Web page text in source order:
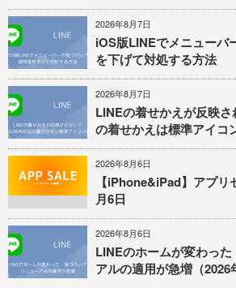
2026年8月7日
iOS版LINEでメニューバ
を下げて対処する方法
2026年8月7日
LINEの着せかえが反映
の着せかえは標準アイコ
2026年8月6日
【iPhone&iPad】アプ
月6日
2026年8月6日
LINEのホームが変わっ
アルの適用が急増（2026